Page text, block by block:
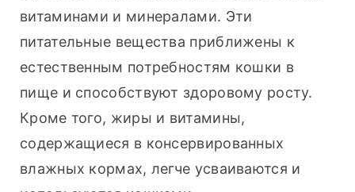
витаминами и минералами. Эти
питательные вещества приближены к
естественным потребностям кошки в
пище и способствуют здоровому росту.
Кроме того, жиры и витамины,
содержащиеся в консервированных
влажных кормах, легче усваиваются и